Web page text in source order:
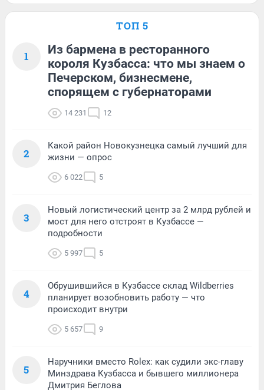
ТОП 5
1
Из бармена в ресторанного
короля Кузбасса: что мы знаем о
Печерском, бизнесмене,
спорящем с губернаторами
14 231 12
2
Какой район Новокузнецка самый лучший для
жизни — опрос
6 022 5
3
Новый логистический центр за 2 млрд рублей и
мост для него отстроят в Кузбассе —
подробности
5 997 5
4
Обрушившийся в Кузбассе склад Wildberries
планирует возобновить работу — что
происходит внутри
5 657 9
5
Наручники вместо Rolex: как судили экс-главу
Минздрава Кузбасса и бывшего миллионера
Дмитрия Беглова